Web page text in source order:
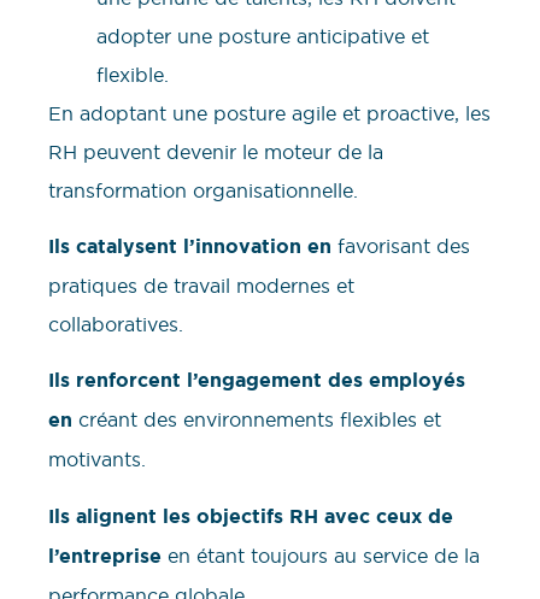
adopter une posture anticipative et
flexible.
En adoptant une posture agile et proactive, les
RH peuvent devenir le moteur de la
transformation organisationnelle.
Ils catalysent l’innovation en favorisant des
pratiques de travail modernes et
collaboratives.
Ils renforcent l’engagement des employés
en créant des environnements flexibles et
motivants.
Ils alignent les objectifs RH avec ceux de
l’entreprise en étant toujours au service de la